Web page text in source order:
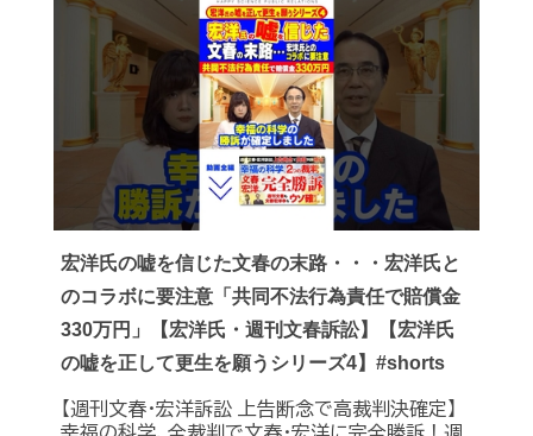
宏洋氏の嘘を信じた文春の末路・・・宏洋氏と
のコラボに要注意「共同不法行為責任で賠償金
330万円」【宏洋氏・週刊文春訴訟】【宏洋氏
の嘘を正して更生を願うシリーズ4】#shorts
【週刊文春・宏洋訴訟 上告断念で高裁判決確定】